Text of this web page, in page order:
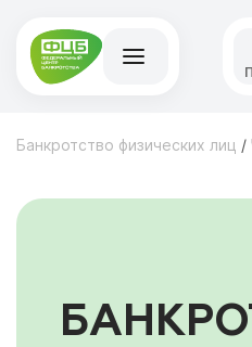
Банкротство физических лиц /